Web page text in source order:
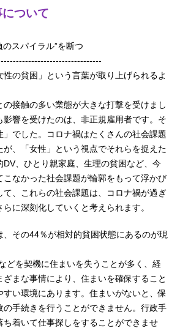
ついて
スパイラル”を断つ
性の貧困」という言葉が取り上げられるよ
接触の多い業態が大きな打撃を受けまし
影響を受けたのは、非正規雇用者です。そ
」でした。コロナ禍はたくさんの社会課題
が、「女性」という視点でそれらを捉えた
DV、ひとり親家庭、生理の貧困など、今
こなかった社会課題が輪郭をもって浮かび
て、これらの社会課題は、コロナ禍が過ぎ
に深刻化していくと考えられます。
その44％が相対的貧困状態にあるのが現
どを契機に住まいを失うことが多く、経
まな事情により、住まいを確保すること
い環境にあります。住まいがないと、保
の手続きを行うことができません。行政手
ち着いて仕事探しをすることができませ